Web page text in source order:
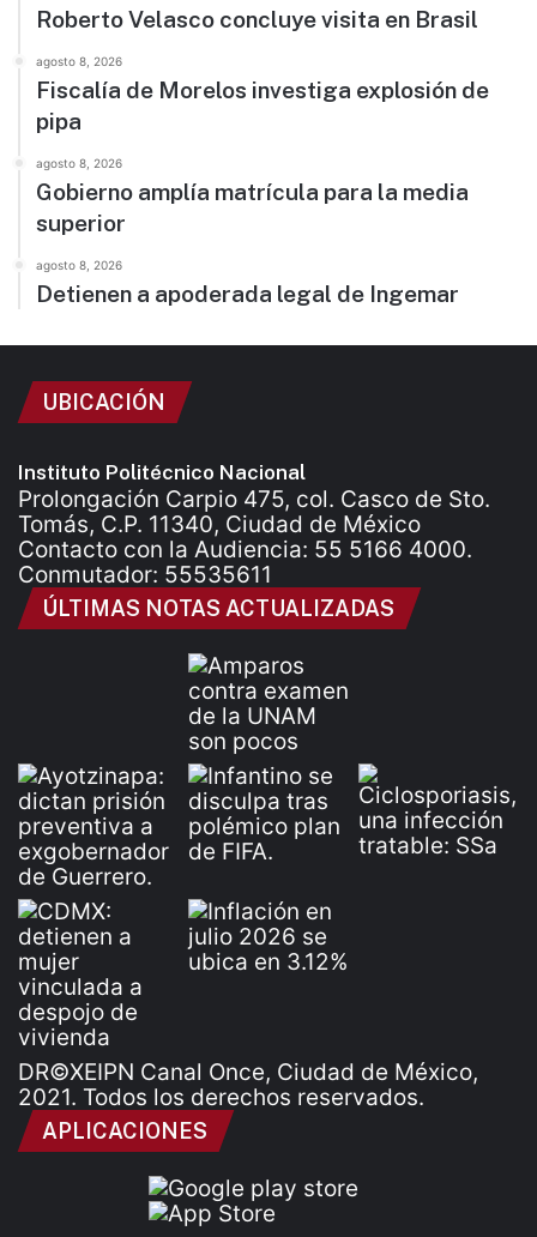
Roberto Velasco concluye visita en Brasil
agosto 8, 2026
Fiscalía de Morelos investiga explosión de
pipa
agosto 8, 2026
Gobierno amplía matrícula para la media
superior
agosto 8, 2026
Detienen a apoderada legal de Ingemar
UBICACIÓN
Instituto Politécnico Nacional
Prolongación Carpio 475, col. Casco de Sto.
Tomás, C.P. 11340, Ciudad de México
Contacto con la Audiencia: 55 5166 4000.
Conmutador: 55535611
ÚLTIMAS NOTAS ACTUALIZADAS
DR©XEIPN Canal Once, Ciudad de México,
2021. Todos los derechos reservados.
APLICACIONES